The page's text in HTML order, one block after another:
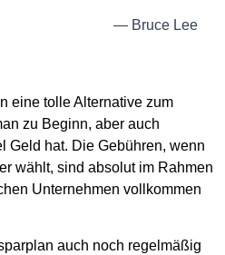
— Bruce Lee
eine tolle Alternative zum
zu Beginn, aber auch
Geld hat. Die Gebühren, wenn
wählt, sind absolut im Rahmen
Unternehmen vollkommen
auch noch regelmäßig